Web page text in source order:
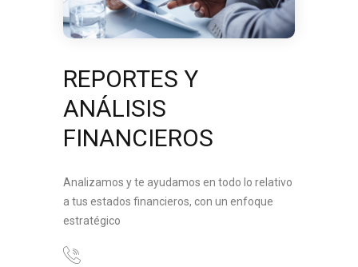
REPORTES Y
ANÁLISIS
FINANCIEROS
Analizamos y te ayudamos en todo lo relativo
a tus estados financieros, con un enfoque
estratégico